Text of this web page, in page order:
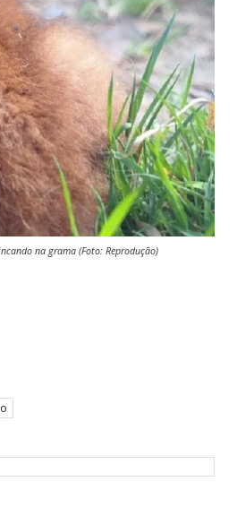
na grama (Foto: Reprodução)